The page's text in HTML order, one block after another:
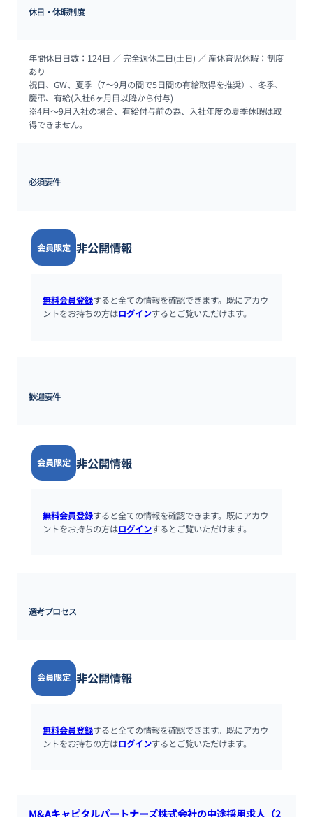
休日・休暇制度
年間休日日数：124日 ／ 完全週休二日(土日) ／ 産休育児休暇：制度
あり
祝日、GW、夏季（7〜9月の間で5日間の有給取得を推奨）、冬季、
慶弔、有給(入社6ヶ月目以降から付与)
※4月〜9月入社の場合、有給付与前の為、入社年度の夏季休暇は取
得できません。
必須要件
会員限定 非公開情報
無料会員登録すると全ての情報を確認できます。既にアカウ
ントをお持ちの方はログインするとご覧いただけます。
歓迎要件
会員限定 非公開情報
無料会員登録すると全ての情報を確認できます。既にアカウ
ントをお持ちの方はログインするとご覧いただけます。
選考プロセス
会員限定 非公開情報
無料会員登録すると全ての情報を確認できます。既にアカウ
ントをお持ちの方はログインするとご覧いただけます。
M&Aキャピタルパートナーズ株式会社の中途採用求人（2